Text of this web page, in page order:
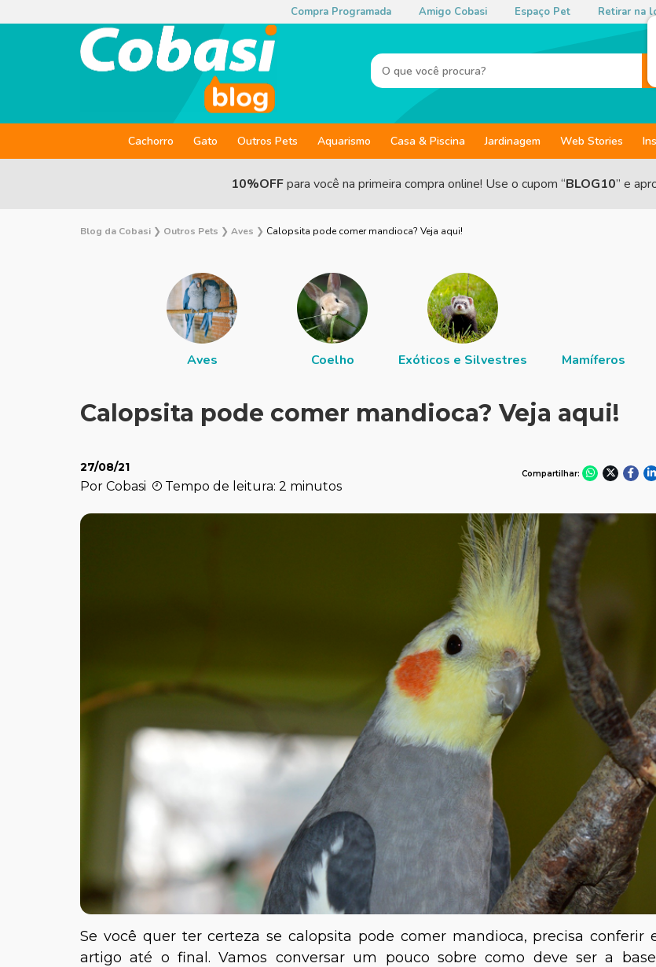
Compra Programada Amigo Cobasi Espaço Pet Retirar na
Cachorro Gato Outros Pets Aquarismo Casa & Piscina Jardinagem Web Stories
10%OFFpara você na primeira compra online! Use o cupom “BLOG10” e
Blog da Cobasi ❯ Outros Pets ❯ Aves ❯ Calopsita pode comer mandioca? Veja aqui!
Aves Coelho Exóticos e Silvestres Mamíferos
Calopsita pode comer mandioca? Veja aqui!
27/08/21
Por Cobasi Tempo de leitura: 2 minutos
Compartilhar:
Se você quer ter certeza se calopsita pode comer mandioca, precisa conferir
artigo até o final. Vamos conversar um pouco sobre como deve ser a